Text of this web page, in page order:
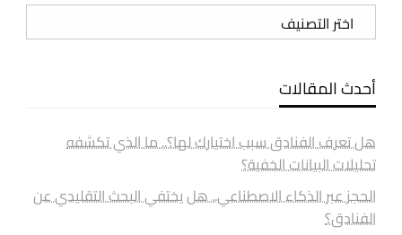
تصنيفات
أحدث المقالات
هل تعرف الفنادق سبب اختيارك لها؟.. ما الذي تكشفه
تحليلات البيانات الخفية؟
الحجز عبر الذكاء الاصطناعي.. هل يختفي البحث التقليدي عن
الفنادق؟